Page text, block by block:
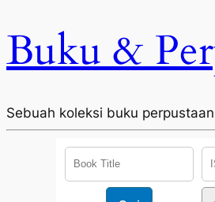
Buku &
Sebuah koleksi buku